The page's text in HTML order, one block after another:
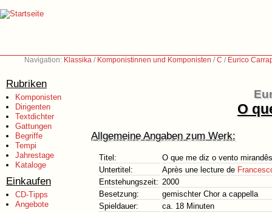
Navigation: Klassika / Komponistinnen und Komponisten /C / Eurico
Rubriken
Komponisten
Dirigenten
Textdichter
Gattungen
Begriffe
Tempi
Jahrestage
Kataloge
Einkaufen
CD-Tipps
Angebote
O
Allgemeine Angaben zum Werk:
Titel:
O que me diz o vento mirandês
Untertitel:
Après une lecture de
Entstehungszeit: 2000
Besetzung:
gemischter Chor a cappella
Spieldauer:
ca. 18 Minuten